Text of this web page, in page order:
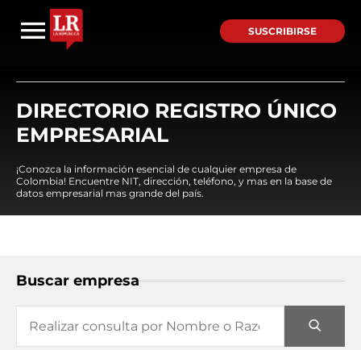
SUSCRIBIRSE
DIRECTORIO REGISTRO ÚNICO
EMPRESARIAL
¡Conozca la información esencial de cualquier empresa de
Colombia! Encuentre NIT, dirección, teléfono, y mas en la base de
datos empresarial mas grande del país.
Buscar empresa